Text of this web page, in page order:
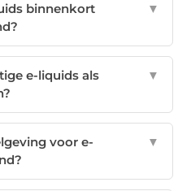
binnenkort
▼
e-liquids als
▼
voor e-
▼